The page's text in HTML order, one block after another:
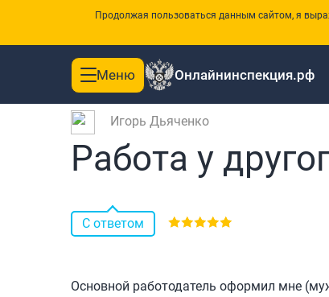
Продолжая пользоваться данным сайтом, я
Toggle
navigation
Меню Онлайнинспекция.рф
Главная |Вопросы и ответы
Игорь Дьяченко
Работа у
С ответом
Основной работодатель оформил мне